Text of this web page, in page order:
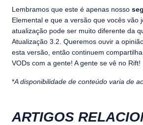
Lembramos que este é apenas nosso
Elemental e que a versão que vocês vão
atualização pode ser muito diferente da
Atualização 3.2. Queremos ouvir a
esta versão, então continuem
VODs com a gente! A gente se vê no Rift!
*A disponibilidade de conteúdo varia de
ARTIGOS